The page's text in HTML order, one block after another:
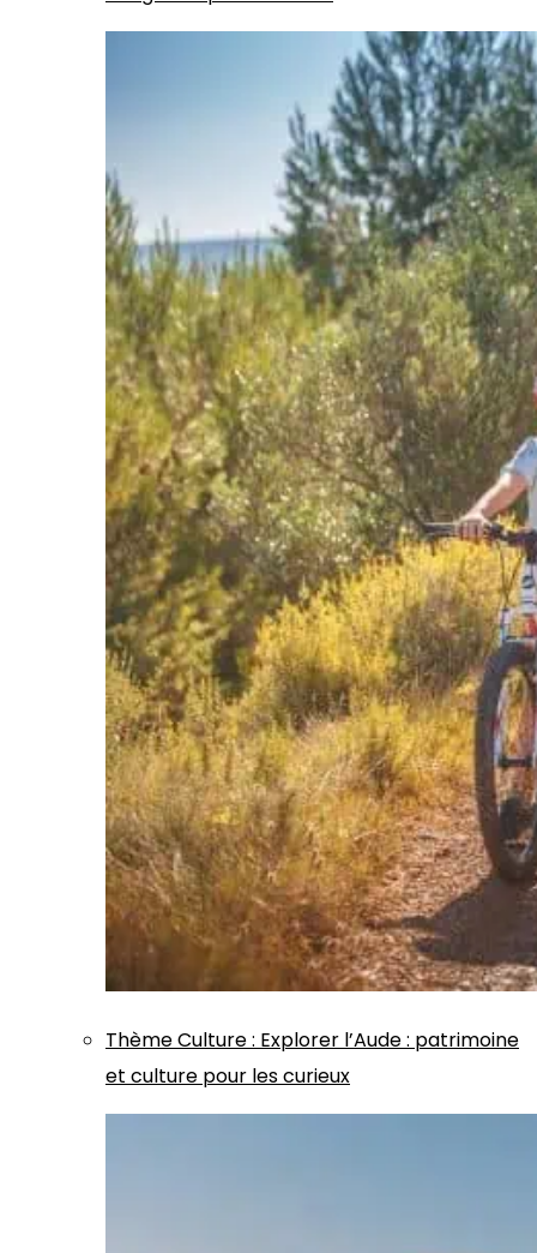
ThèmeCulture: Explorer l’Aude : patrimoine
et culture pour les curieux